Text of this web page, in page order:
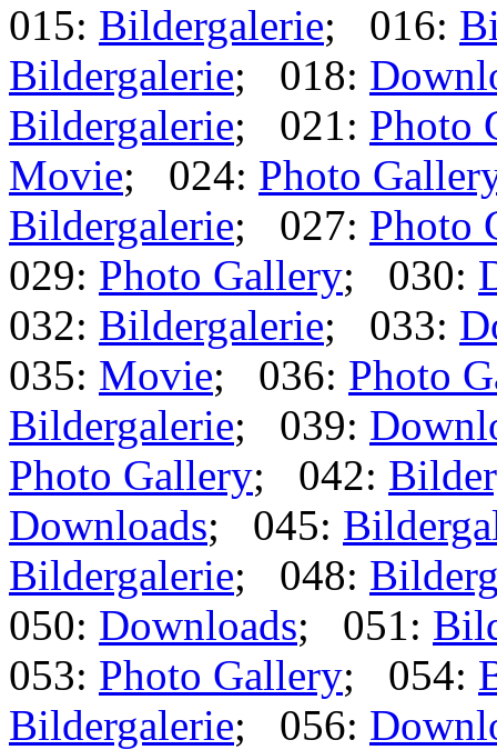
015: Bildergalerie; 016:
Bildergalerie; 018:
Bildergalerie; 021: Photo
Movie; 024: Photo
Bildergalerie; 027: Photo
029: Photo Gallery; 030:
032: Bildergalerie; 033:
035: Movie; 036: Photo
Bildergalerie; 039:
Photo Gallery; 042:
Downloads; 045:
Bildergalerie; 048:
050: Downloads; 051:
053: Photo Gallery; 054:
Bildergalerie; 056: